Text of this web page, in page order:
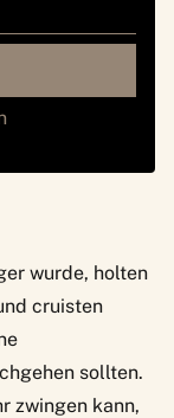
wurde, holten
cruisten
sollten.
zwingen kann,